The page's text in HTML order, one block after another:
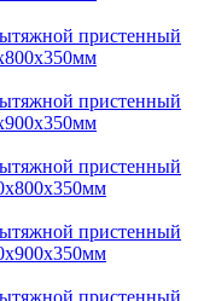
пристенный
пристенный
пристенный
пристенный
пристенный